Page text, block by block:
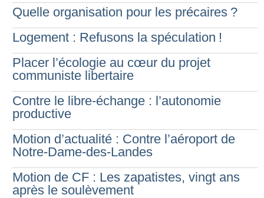
Quelle organisation pour les précaires ?
Logement : Refusons la spéculation !
Placer l’écologie au cœur du projet
communiste libertaire
Contre le libre-échange : l’autonomie
productive
Motion d’actualité : Contre l’aéroport de
Notre-Dame-des-Landes
Motion de CF : Les zapatistes, vingt ans
après le soulèvement